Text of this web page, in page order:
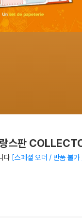
랑스판
다 스페셜 오더 / 반품 불